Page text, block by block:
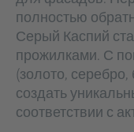
полностью
Серый Каспий
прожилками. С
(золото,
создать
соответствии с